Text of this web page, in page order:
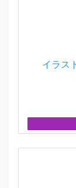
イラス